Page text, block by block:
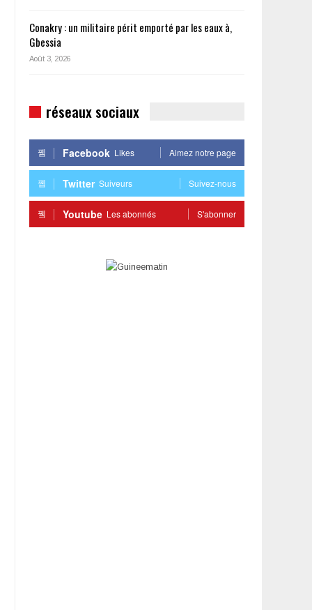
Conakry : un militaire périt emporté par les eaux à,
Gbessia
Août 3, 2026
réseaux sociaux
Facebook Likes Aimez notre page
Twitter Suiveurs Suivez-nous
Youtube Les abonnés S'abonner